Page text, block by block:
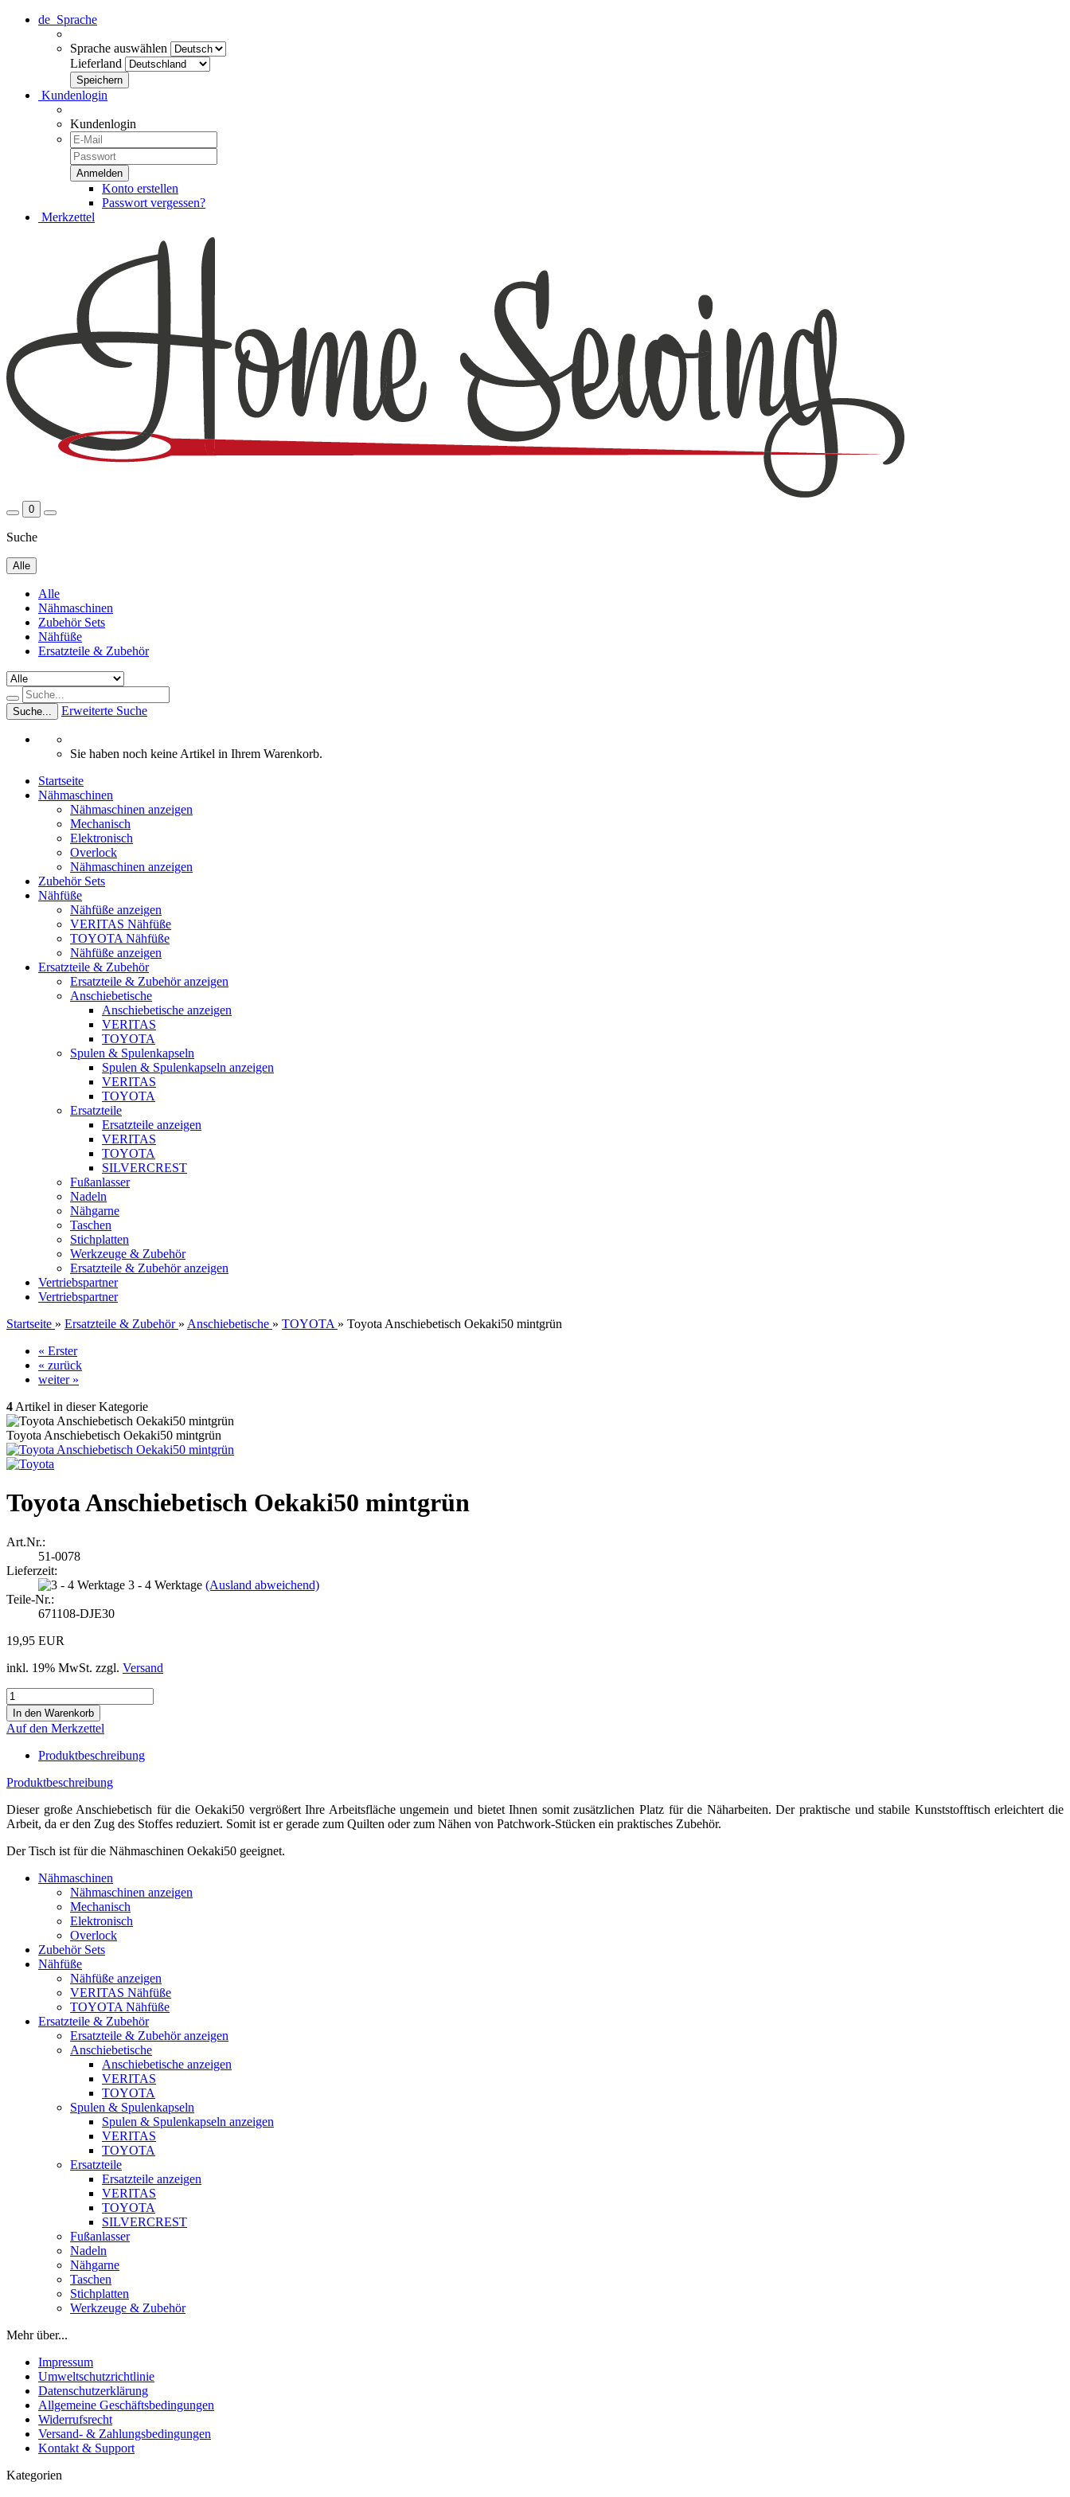
de Sprache
Sprache auswählen
Lieferland
Kundenlogin
Kundenlogin
Konto erstellen
Passwort vergessen?
Merkzettel
0
Suche
Alle
Alle
Nähmaschinen
Zubehör Sets
Nähfüße
Ersatzteile & Zubehör
Suche... Erweiterte Suche
Sie haben noch keine Artikel in Ihrem Warenkorb.
Startseite
Nähmaschinen
Nähmaschinen anzeigen
Mechanisch
Elektronisch
Overlock
Nähmaschinen anzeigen
Zubehör Sets
Nähfüße
Nähfüße anzeigen
VERITAS Nähfüße
TOYOTA Nähfüße
Nähfüße anzeigen
Ersatzteile & Zubehör
Ersatzteile & Zubehör anzeigen
Anschiebetische
Anschiebetische anzeigen
VERITAS
TOYOTA
Spulen & Spulenkapseln
Spulen & Spulenkapseln anzeigen
VERITAS
TOYOTA
Ersatzteile
Ersatzteile anzeigen
VERITAS
TOYOTA
SILVERCREST
Fußanlasser
Nadeln
Nähgarne
Taschen
Stichplatten
Werkzeuge & Zubehör
Ersatzteile & Zubehör anzeigen
Vertriebspartner
Vertriebspartner
Startseite » Ersatzteile & Zubehör » Anschiebetische » TOYOTA » Toyota Anschiebetisch Oekaki50 mintgrün
« Erster
« zurück
weiter »
4 Artikel in dieser Kategorie
Toyota Anschiebetisch Oekaki50 mintgrün
Toyota Anschiebetisch Oekaki50 mintgrün
Art.Nr.:
51-0078
Lieferzeit:
3 - 4 Werktage (Ausland abweichend)
Teile-Nr.:
671108-DJE30
19,95 EUR
inkl. 19% MwSt. zzgl. Versand
Auf den Merkzettel
Produktbeschreibung
Produktbeschreibung
Dieser große Anschiebetisch für die Oekaki50 vergrößert Ihre Arbeitsfläche ungemein und bietet Ihnen somit zusätzlichen Platz für die Näharbeiten. Der praktische und stabile Kunststofftisch erleichtert die
Arbeit, da er den Zug des Stoffes reduziert. Somit ist er gerade zum Quilten oder zum Nähen von Patchwork-Stücken ein praktisches Zubehör.
Der Tisch ist für die Nähmaschinen Oekaki50 geeignet.
Nähmaschinen
Nähmaschinen anzeigen
Mechanisch
Elektronisch
Overlock
Zubehör Sets
Nähfüße
Nähfüße anzeigen
VERITAS Nähfüße
TOYOTA Nähfüße
Ersatzteile & Zubehör
Ersatzteile & Zubehör anzeigen
Anschiebetische
Anschiebetische anzeigen
VERITAS
TOYOTA
Spulen & Spulenkapseln
Spulen & Spulenkapseln anzeigen
VERITAS
TOYOTA
Ersatzteile
Ersatzteile anzeigen
VERITAS
TOYOTA
SILVERCREST
Fußanlasser
Nadeln
Nähgarne
Taschen
Stichplatten
Werkzeuge & Zubehör
Mehr über...
Impressum
Umweltschutzrichtlinie
Datenschutzerklärung
Allgemeine Geschäftsbedingungen
Widerrufsrecht
Versand- & Zahlungsbedingungen
Kontakt & Support
Kategorien